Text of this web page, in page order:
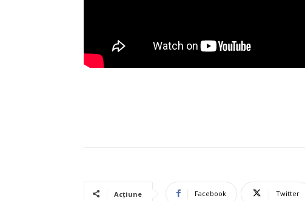
Acțiune Facebook Twitter